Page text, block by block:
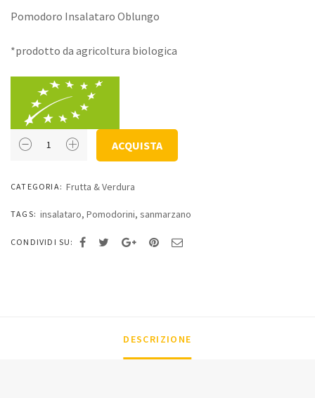
Pomodoro Insalataro Oblungo
*prodotto da agricoltura biologica
Pomodoro
quantità
ACQUISTA
CATEGORIA: Frutta & Verdura
TAGS: insalataro, Pomodorini, sanmarzano
CONDIVIDI SU:
DESCRIZIONE